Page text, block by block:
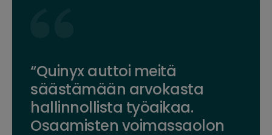
“Quinyx auttoi meitä
säästämään arvokasta
hallinnollista työaikaa.
Osaamisten voimassaolon